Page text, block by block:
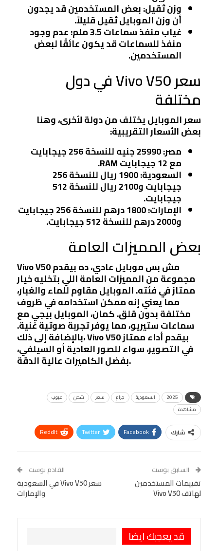
وزن ثقيل: بعض المستخدمين قد يجدون
أن وزن الموبايل ثقيل قليلاً.
غياب منفذ سماعات 3.5 ملم : عدم وجود
منفذ للسماعات قد يكون عائقًا لبعض
المستخدمين.
سعر Vivo V50 في دول
مختلفة
سعر الموبايل يختلف من دولة لأخرى، وهنا
بعض الأسعار التقريبية:
مصر:
25990 جنيه للنسخة 256 جيجابايت
مع 12 جيجابايت RAM.
السعودية: 1900 ريال للنسخة 256
جيجابايت و2100 ريال للنسخة 512
جيجابايت.
الإمارات: 1800 درهم للنسخة 256 جيجابايت
و2000 درهم للنسخة 512 جيجابايت.
بعض المميزات العامة
Vivo V50 مش بس موبايل عادي، ده بيقدم
مجموعة من المميزات العامة اللي بتخليه خيار
ممتاز في فئته. الموبايل مقاوم للماء والغبار،
مما يعني إنه ممكن استخدامه في ظروف
مختلفة بدون قلق. كمان، الموبايل بيجي مع
سماعات ستيريو، مما يوفر تجربة صوتية غنية.
بالإضافة إلى ذلك، Vivo V50 بيقدم أداء ممتاز
في التصوير، سواء للصور العادية أو السيلفي،
بفضل الكاميرات عالية الدقة.
2025 السعودية جرام سعر شحن
عيوب
مشاهدة
شارك Facebook
Twitter
ReddIt
Tumblr
البريد الإلكتروني
StumbleUpon
VK
Digg
Viber
السابق بوست
تقييمات المستخدمين
لهاتف Vivo V50
القادم بوست
سعر Vivo V50 في السعودية
والإمارات
قد يعجبك ايضا